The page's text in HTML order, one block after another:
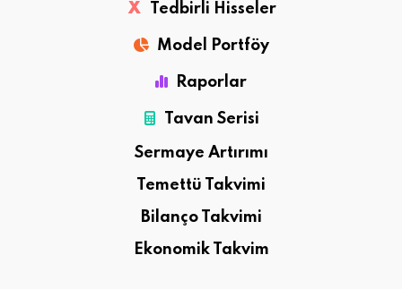
X Tedbirli Hisseler
Model Portföy
Raporlar
Tavan Serisi
Sermaye Artırımı
Temettü Takvimi
Bilanço Takvimi
Ekonomik Takvim